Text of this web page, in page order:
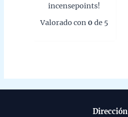
incensepoints!
Valorado con0 de 5
Dirección